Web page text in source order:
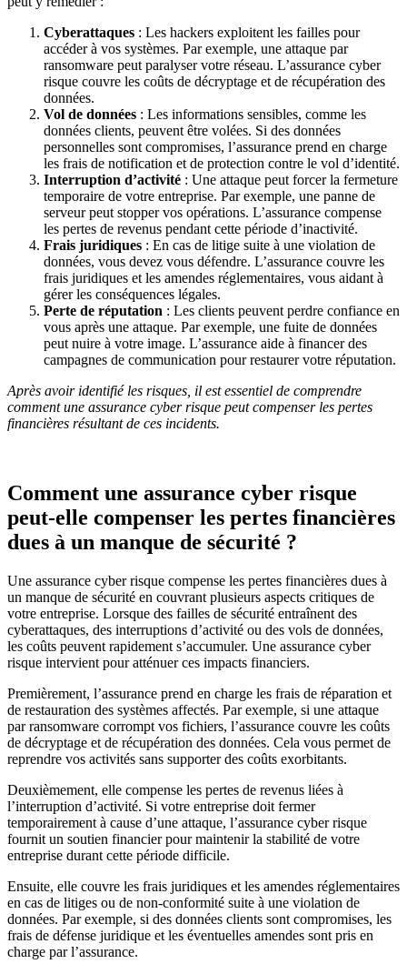
Cyberattaques : Les hackers exploitent les failles pour
accéder à vos systèmes. Par exemple, une attaque par
ransomware peut paralyser votre réseau. L’assurance cyber
risque couvre les coûts de décryptage et de récupération des
données.
Vol de données : Les informations sensibles, comme les
données clients, peuvent être volées. Si des données
personnelles sont compromises, l’assurance prend en charge
les frais de notification et de protection contre le vol d’identité.
Interruption d’activité : Une attaque peut forcer la fermeture
temporaire de votre entreprise. Par exemple, une panne de
serveur peut stopper vos opérations. L’assurance compense
les pertes de revenus pendant cette période d’inactivité.
Frais juridiques : En cas de litige suite à une violation de
données, vous devez vous défendre. L’assurance couvre les
frais juridiques et les amendes réglementaires, vous aidant à
gérer les conséquences légales.
Perte de réputation : Les clients peuvent perdre confiance en
vous après une attaque. Par exemple, une fuite de données
peut nuire à votre image. L’assurance aide à financer des
campagnes de communication pour restaurer votre réputation.
Après avoir identifié les risques, il est essentiel de comprendre
comment une assurance cyber risque peut compenser les pertes
financières résultant de ces incidents.
Comment une assurance cyber risque
peut-elle compenser les pertes financières
dues à un manque de sécurité ?
Une assurance cyber risque compense les pertes financières dues à
un manque de sécurité en couvrant plusieurs aspects critiques de
votre entreprise. Lorsque des failles de sécurité entraînent des
cyberattaques, des interruptions d’activité ou des vols de données,
les coûts peuvent rapidement s’accumuler. Une assurance cyber
risque intervient pour atténuer ces impacts financiers.
Premièrement, l’assurance prend en charge les frais de réparation et
de restauration des systèmes affectés. Par exemple, si une attaque
par ransomware corrompt vos fichiers, l’assurance couvre les coûts
de décryptage et de récupération des données. Cela vous permet de
reprendre vos activités sans supporter des coûts exorbitants.
Deuxièmement, elle compense les pertes de revenus liées à
l’interruption d’activité. Si votre entreprise doit fermer
temporairement à cause d’une attaque, l’assurance cyber risque
fournit un soutien financier pour maintenir la stabilité de votre
entreprise durant cette période difficile.
Ensuite, elle couvre les frais juridiques et les amendes réglementaires
en cas de litiges ou de non-conformité suite à une violation de
données. Par exemple, si des données clients sont compromises, les
frais de défense juridique et les éventuelles amendes sont pris en
charge par l’assurance.